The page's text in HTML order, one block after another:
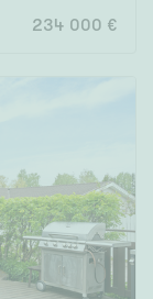
234 000 €